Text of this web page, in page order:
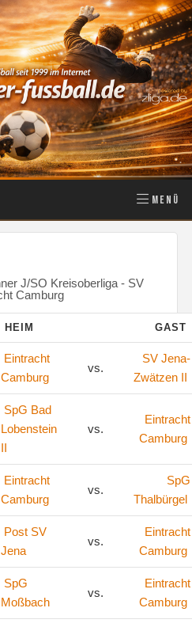
MENÜ
J/SO Kreisoberliga - SV
Camburg
HEIM GAST
Eintracht
Camburg
vs.
SV Jena-
Zwätzen II
SpG Bad
Lobenstein
II
vs.
Eintracht
Camburg
Eintracht
Camburg
vs.
SpG
Thalbürgel
Post SV
Jena
vs.
Eintracht
Camburg
SpG
Moßbach
vs.
Eintracht
Camburg